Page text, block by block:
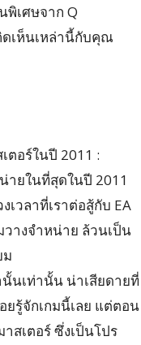
พิเศษจาก Q
เห็นเหล่านี้กับคุณ
ตอร์ในปี 2011 :
ายในที่สุดในปี 2011
วลาที่เราต่อสู้กับ EA
วางจำหน่าย ล้วนเป็น
ม
นเท่านั้น น่าเสียดายที่
รู้จักเกมนี้เลย แต่ตอน
สเตอร์ ซึ่งเป็นโปร